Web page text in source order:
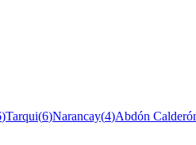
)Tarqui(6)Narancay(4)Abdón